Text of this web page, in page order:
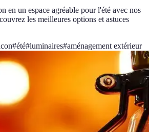
en un espace agréable pour l'été avec nos
les meilleures options et astuces
#été#luminaires#aménagement extérieur